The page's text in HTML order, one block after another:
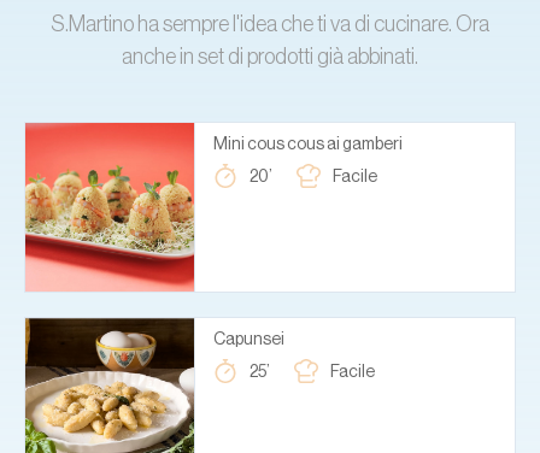
S.Martino ha sempre l'idea che ti va di cucinare. Ora
anche in set di prodotti già abbinati.
Mini cous cous ai gamberi
20’
Facile
Capunsei
25’
Facile